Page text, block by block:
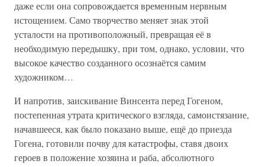
даже если она сопровождается временным нервным
истощением. Само творчество меняет знак этой
усталости на противоположный, превращая её в
необходимую передышку, при том, однако, условии, что
высокое качество созданного осознаётся самим
художником…
И напротив, заискивание Винсента перед Гогеном,
постепенная утрата критического взгляда, самоистязание,
начавшееся, как было показано выше, ещё до приезда
Гогена, готовили почву для катастрофы, ставя двоих
героев в положение хозяина и раба, абсолютного